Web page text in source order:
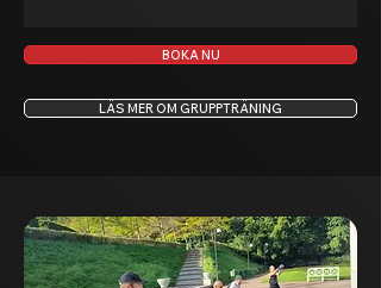
BOKA NU
LÄS MER OM GRUPPTRÄNING